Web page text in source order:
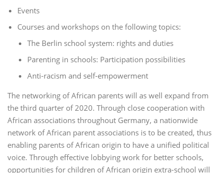
Events
Courses and workshops on the following topics:
The Berlin school system: rights and duties
Parenting in schools: Participation possibilities
Anti-racism and self-empowerment
The networking of African parents will as well expand from
the third quarter of 2020. Through close cooperation with
African associations throughout Germany, a nationwide
network of African parent associations is to be created, thus
enabling parents of African origin to have a unified political
voice. Through effective lobbying work for better schools,
opportunities for children of African origin extra-school will